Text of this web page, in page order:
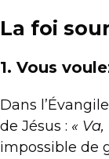
La foi
1. Vous
Dans
de Jésus : «
impossible de